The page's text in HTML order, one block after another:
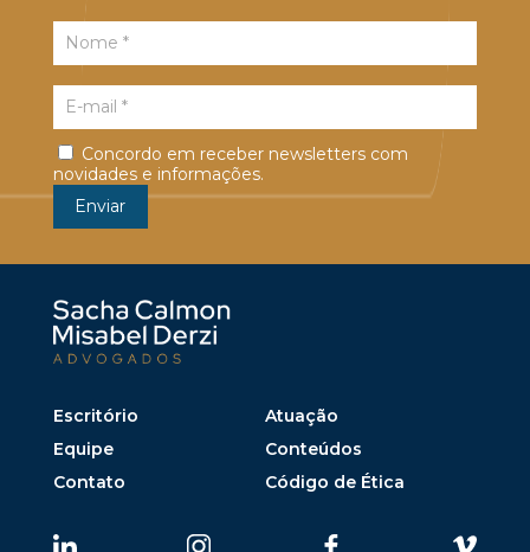
Concordo em receber newsletters com
novidades e informações.
Escritório
Atuação
Equipe
Conteúdos
Contato
Código de Ética